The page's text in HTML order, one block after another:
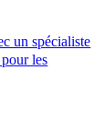
un spécialiste
les